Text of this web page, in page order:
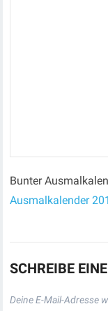
Bunter
Ausmalkalender
SCHREIBE
Deine E-Mail-Adresse